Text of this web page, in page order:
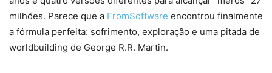
milhões. Parece que a FromSoftware encontrou finalmente
a fórmula perfeita: sofrimento, exploração e uma pitada de
worldbuilding de George R.R. Martin.